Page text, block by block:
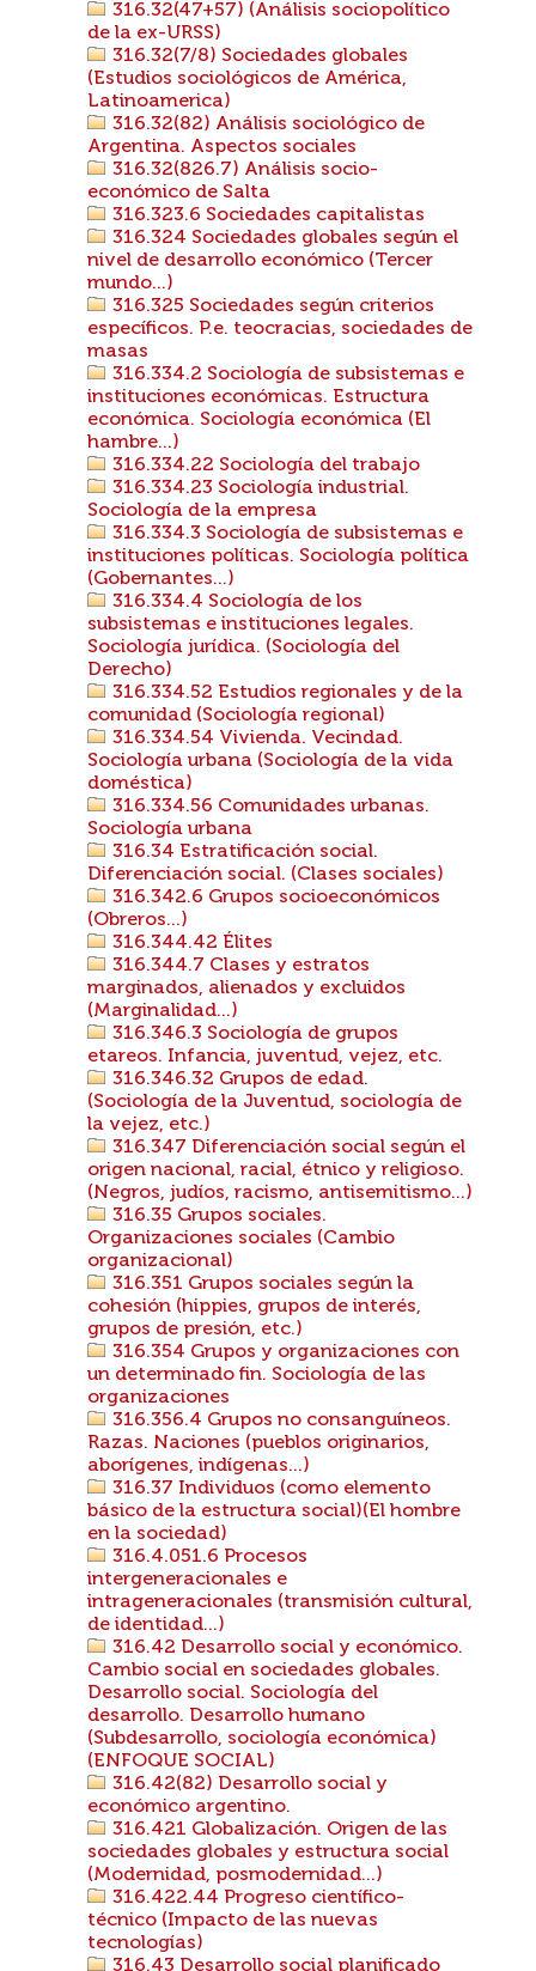
316.32(47+57) (Análisis sociopolítico
de la ex-URSS)
316.32(7/8) Sociedades globales
(Estudios sociológicos de América,
Latinoamerica)
316.32(82) Análisis sociológico de
Argentina. Aspectos sociales
316.32(826.7) Análisis socio-
económico de Salta
316.323.6 Sociedades capitalistas
316.324 Sociedades globales según el
nivel de desarrollo económico (Tercer
mundo...)
316.325 Sociedades según criterios
específicos. P.e. teocracias, sociedades de
masas
316.334.2 Sociología de subsistemas e
instituciones económicas. Estructura
económica. Sociología económica (El
hambre...)
316.334.22 Sociología del trabajo
316.334.23 Sociología industrial.
Sociología de la empresa
316.334.3 Sociología de subsistemas e
instituciones políticas. Sociología política
(Gobernantes...)
316.334.4 Sociología de los
subsistemas e instituciones legales.
Sociología jurídica. (Sociología del
Derecho)
316.334.52 Estudios regionales y de la
comunidad (Sociología regional)
316.334.54 Vivienda. Vecindad.
Sociología urbana (Sociología de la vida
doméstica)
316.334.56 Comunidades urbanas.
Sociología urbana
316.34 Estratificación social.
Diferenciación social. (Clases sociales)
316.342.6 Grupos socioeconómicos
(Obreros...)
316.344.42 Élites
316.344.7 Clases y estratos
marginados, alienados y excluidos
(Marginalidad...)
316.346.3 Sociología de grupos
etareos. Infancia, juventud, vejez, etc.
316.346.32 Grupos de edad.
(Sociología de la Juventud, sociología de
la vejez, etc.)
316.347 Diferenciación social según el
origen nacional, racial, étnico y religioso.
(Negros, judíos, racismo, antisemitismo...)
316.35 Grupos sociales.
Organizaciones sociales (Cambio
organizacional)
316.351 Grupos sociales según la
cohesión (hippies, grupos de interés,
grupos de presión, etc.)
316.354 Grupos y organizaciones con
un determinado fin. Sociología de las
organizaciones
316.356.4 Grupos no consanguíneos.
Razas. Naciones (pueblos originarios,
aborígenes, indígenas...)
316.37 Individuos (como elemento
básico de la estructura social)(El hombre
en la sociedad)
316.4.051.6 Procesos
intergeneracionales e
intrageneracionales (transmisión cultural,
de identidad...)
316.42 Desarrollo social y económico.
Cambio social en sociedades globales.
Desarrollo social. Sociología del
desarrollo. Desarrollo humano
(Subdesarrollo, sociología económica)
(ENFOQUE SOCIAL)
316.42(82) Desarrollo social y
económico argentino.
316.421 Globalización. Origen de las
sociedades globales y estructura social
(Modernidad, posmodernidad...)
316.422.44 Progreso científico-
técnico (Impacto de las nuevas
tecnologías)
316.43 Desarrollo social planificado